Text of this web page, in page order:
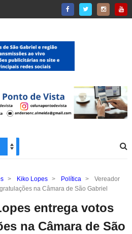
> Kiko Lopes > Política >
Vereador
na Câmara de São Gabriel
entrega votos
na Câmara de São